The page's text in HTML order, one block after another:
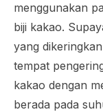
menggunakan
biji kakao.
yang
tempat
kakao dengan
berada pada